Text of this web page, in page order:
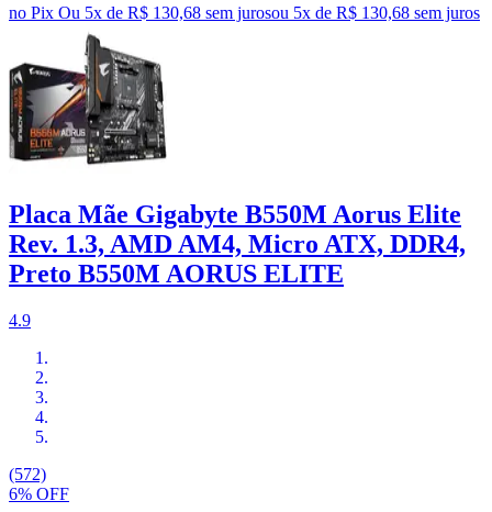
no Pix Ou 5x de R$ 130,68 sem jurosou 5x de R$ 130,68 sem juros
Placa Mãe Gigabyte B550M Aorus Elite
Rev. 1.3, AMD AM4, Micro ATX, DDR4,
Preto B550M AORUS ELITE
4.9
(572)
6% OFF